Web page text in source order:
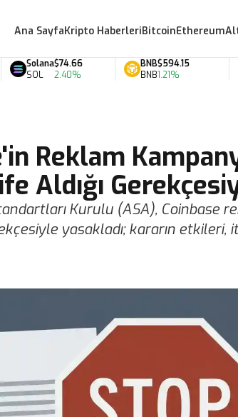
Ana SayfaKripto HaberleriBitcoinEthereum
Solana
SOL
$74.66
2.40%
BNB
BNB
$594.15
1.21%
Reklam
Aldığı
Kurulu (ASA), Coinbase
yasakladı; kararın etkileri,